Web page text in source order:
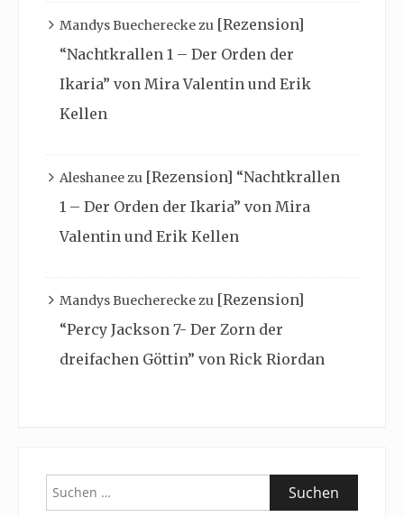
Mandys Buechereckezu [Rezension]
“Nachtkrallen 1 – Der Orden der
Ikaria” von Mira Valentin und Erik
Kellen
Aleshaneezu [Rezension] “Nachtkrallen
1 – Der Orden der Ikaria” von Mira
Valentin und Erik Kellen
Mandys Buechereckezu [Rezension]
“Percy Jackson 7- Der Zorn der
dreifachen Göttin” von Rick Riordan
Suchen
nach: